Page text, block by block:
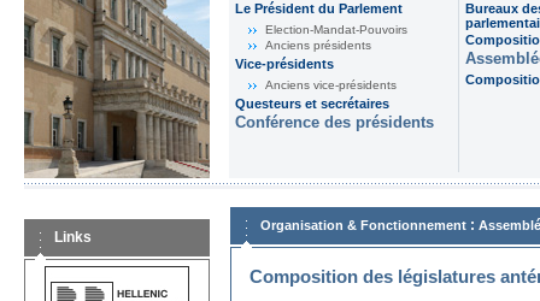
Le Président du Parlement
Election-Mandat-Pouvoirs
Anciens présidents
Vice-présidents
Anciens vice-présidents
Questeurs et secrétaires
Conférence des présidents
Bureaux
Links
Organisation & Fonctionnement :
Composition des législatures